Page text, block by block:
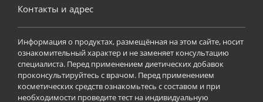
Контакты и адрес
Информация о продуктах, размещённая на этом сайте, носит
ознакомительный характер и не заменяет консультацию
специалиста. Перед применением диетических добавок
проконсультируйтесь с врачом. Перед применением
косметических средств ознакомьтесь с составом и при
необходимости проведите тест на индивидуальную